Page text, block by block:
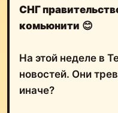
СНГ
комьюнити 😊
На этой неделе в
новостей. Они
иначе?